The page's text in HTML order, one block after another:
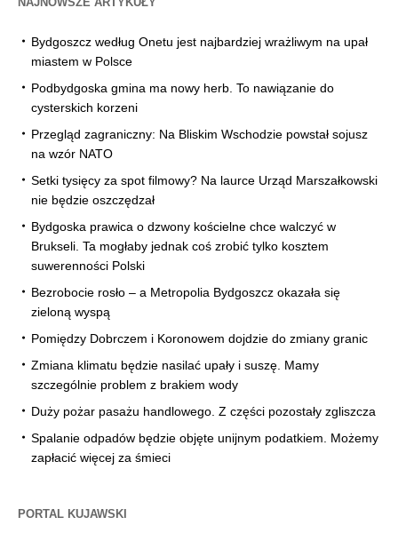
Bydgoszcz według Onetu jest najbardziej wrażliwym na upał
miastem w Polsce
Podbydgoska gmina ma nowy herb. To nawiązanie do
cysterskich korzeni
Przegląd zagraniczny: Na Bliskim Wschodzie powstał sojusz
na wzór NATO
Setki tysięcy za spot filmowy? Na laurce Urząd Marszałkowski
nie będzie oszczędzał
Bydgoska prawica o dzwony kościelne chce walczyć w
Brukseli. Ta mogłaby jednak coś zrobić tylko kosztem
suwerenności Polski
Bezrobocie rosło – a Metropolia Bydgoszcz okazała się
zieloną wyspą
Pomiędzy Dobrczem i Koronowem dojdzie do zmiany granic
Zmiana klimatu będzie nasilać upały i suszę. Mamy
szczególnie problem z brakiem wody
Duży pożar pasażu handlowego. Z części pozostały zgliszcza
Spalanie odpadów będzie objęte unijnym podatkiem. Możemy
zapłacić więcej za śmieci
PORTAL KUJAWSKI